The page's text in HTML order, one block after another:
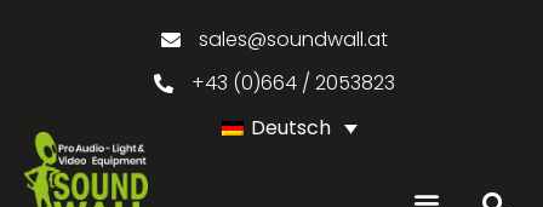
sales@soundwall.at
+43 (0)664 / 2053823
Deutsch